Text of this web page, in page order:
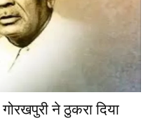
ने ठुकरा दिया